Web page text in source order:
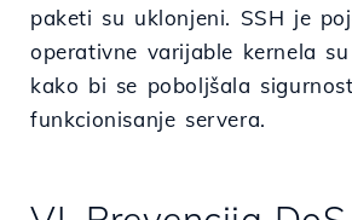
paketi su uklonjeni. SSH je
operativne varijable kernela
kako bi se poboljšala
funkcionisanje servera.